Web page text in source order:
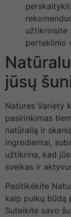
užtikrinsite
perteklinio
jūsų
Natures Variety
pasirinkimas
natūralią ir
ingredientai,
užtikrina, kad
sveikas ir
Pasitikėkite
kaip puikų būdą
Suteikite savo